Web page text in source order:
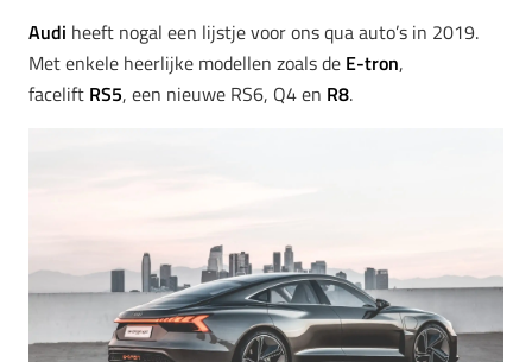
Audi heeft nogal een lijstje voor ons qua auto’s in 2019.
Met enkele heerlijke modellen zoals de E-tron,
facelift RS5, een nieuwe RS6, Q4 en R8.